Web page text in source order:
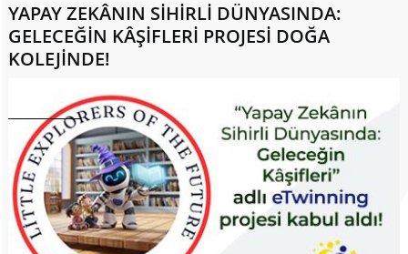
YAPAY ZEKÂNIN SİHİRLİ DÜNYASINDA:
GELECEĞİN KÂŞİFLERİ PROJESİ DOĞA
KOLEJİNDE!